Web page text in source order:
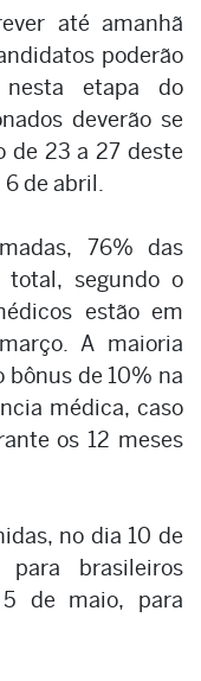
até amanhã
poderão
etapa do
deverão se
de 23 a 27 deste
de abril.
76% das
total, segundo o
estão em
A maioria
de 10% na
médica, caso
os 12 meses
no dia 10 de
brasileiros
de maio, para